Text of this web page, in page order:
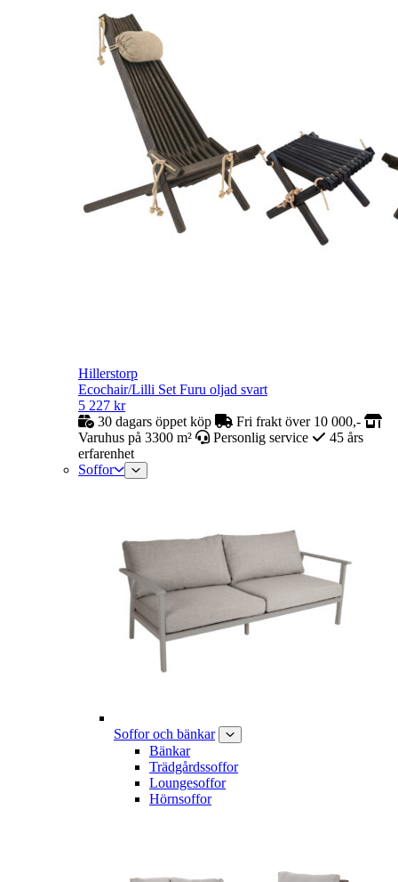
Hillerstorp
Ecochair/Lilli Set Furu oljad svart
5 227 kr
30 dagars öppet köp
Fri frakt över 10 000,-
Varuhus på 3300 m²
Personlig service
45 års
erfarenhet
Soffor
Soffor och bänkar
Bänkar
Trädgårdssoffor
Loungesoffor
Hörnsoffor